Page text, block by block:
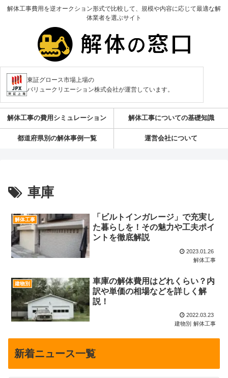
解体工事費用を逆オークション形式で比較して、規模や内容に応じて最適な解
体業者を選ぶサイト
東証グロース市場上場の
バリュークリエーション株式会社が運営しています。
解体工事の費用シミュレーション 解体工事についての基礎知識
都道府県別の解体事例一覧 運営会社について
車庫
解体工事
「ビルトインガレージ」で充実し
た暮らしを！その魅力や工夫ポイ
ントを徹底解説
2023.01.26
解体工事
建物別
車庫の解体費用はどれくらい？内
訳や単価の相場などを詳しく解
説！
2022.03.23
建物別 解体工事
新着ニュース一覧